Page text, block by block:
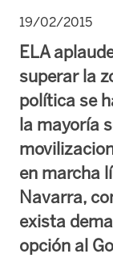
19/02/2015
ELA
superar la
política se
la mayoría
en marcha
Navarra,
exista
opción al